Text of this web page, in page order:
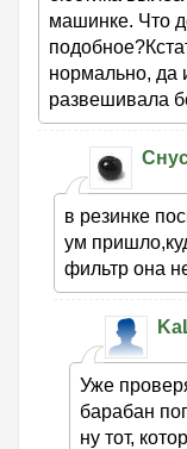
машинке. Что
нормально, да
развешивала
в резинке
ум
фильтр она
Уже
барабан
ну тот,